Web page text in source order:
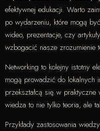
efektywnej edukacji. Warto
po wydarzeniu, które mogą
wideo, prezentacje, czy
wzbogacić nasze zrozumienie
Networking to kolejny istotny
mogą prowadzić do lokalnych
przekształcą się w
wiedza to nie tylko teoria, ale
Przykłady zastosowania